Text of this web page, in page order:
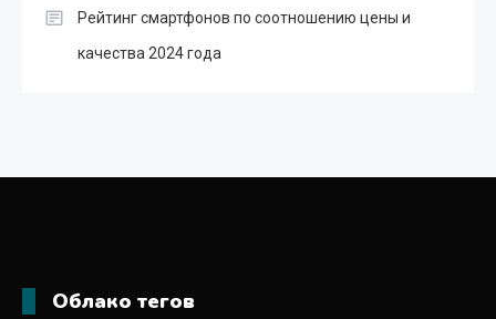
Рейтинг смартфонов по соотношению цены и
качества 2024 года
Облако тегов